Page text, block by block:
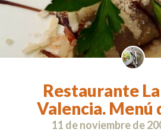
Restaurante
Valencia. Menú
11 de noviembre de